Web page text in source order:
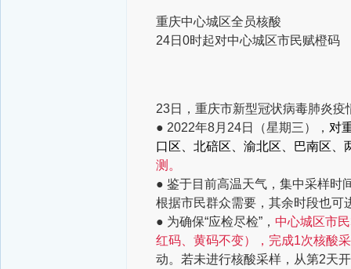
重庆中心城区全员核酸
24日0时起对中心城区市民赋橙码
23日，重庆市新型冠状病毒肺炎
● 2022年8月24日（星期三）， 对
口区、北碚区、渝北区、巴南区、
测。
● 鉴于目前高温天气，集中采样
根据市民群众需要，其余时段也可
● 为确保“应检尽检”， 中心城区市
红码、黄码不变）
，完成1次核酸
动。若未进行核酸采样，从第2天